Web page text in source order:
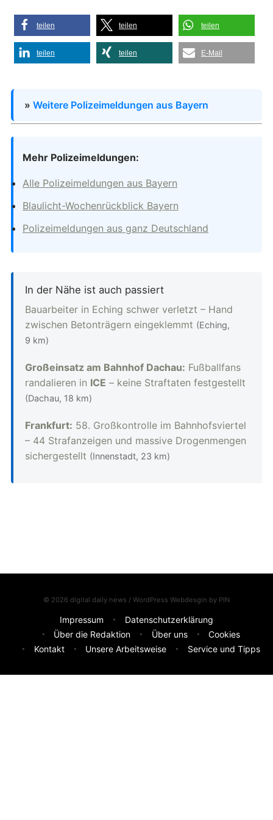
teilen teilen teilen
teilen teilen E-Mail
» Weitere Polizeimeldungen aus Bayern
Mehr Polizeimeldungen:
Alle Polizeimeldungen aus Bayern
Blaulicht-Wochenrückblick Bayern
Polizeimeldungen aus ganz Deutschland
In der Nähe ist auch passiert
Bauarbeiter in Eching schwer verletzt – Hand
zwischen Betonträgern eingeklemmt (Eching,
9 km)
Großeinsatz am Bahnhof Dachau: Fußballfans
randalieren in ICE – keine Straftaten festgestellt
(Dachau, 18 km)
Frankfurt: 58. Großkontrolle im Bahnhofsviertel
– 44 Strafanzeigen und massive Drogenmengen
sichergestellt (Innenstadt, 23 km)
© 2026 digital daily news / WordPress Webdesgin by PIN
Impressum
Datenschutzerklärung
Über die Redaktion
Über uns
Cookies
Kontakt
Unsere Arbeitsweise Service und Tipps